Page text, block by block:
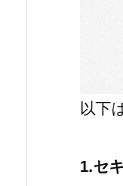
以下
1.セ